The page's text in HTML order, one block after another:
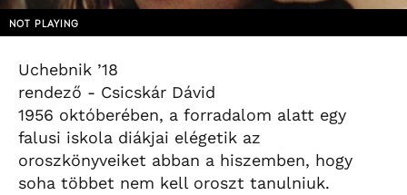
NOT PLAYING
Uchebnik ’18
rendező - Csicskár Dávid
1956 októberében, a forradalom alatt egy
falusi iskola diákjai elégetik az
oroszkönyveiket abban a hiszemben, hogy
soha többet nem kell oroszt tanulniuk.